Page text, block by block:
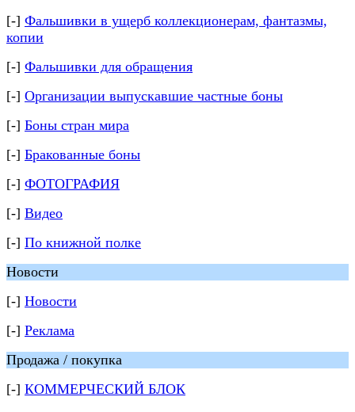
[-] Фальшивки в ущерб коллекционерам, фантазмы,
копии
[-] Фальшивки для обращения
[-] Организации выпускавшие частные боны
[-] Боны стран мира
[-] Бракованные боны
[-] ФОТОГРАФИЯ
[-] Видео
[-] По книжной полке
Новости
[-] Новости
[-] Реклама
Продажа / покупка
[-] КОММЕРЧЕСКИЙ БЛОК